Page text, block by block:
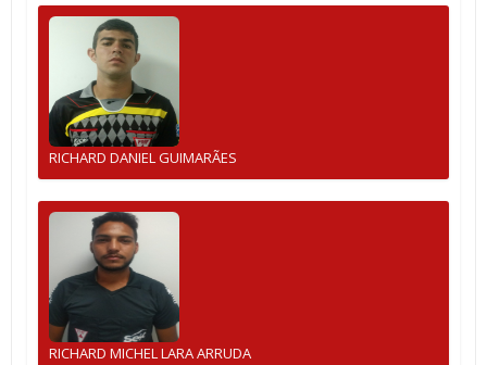
RICHARD DANIEL GUIMARÃES
RICHARD MICHEL LARA ARRUDA